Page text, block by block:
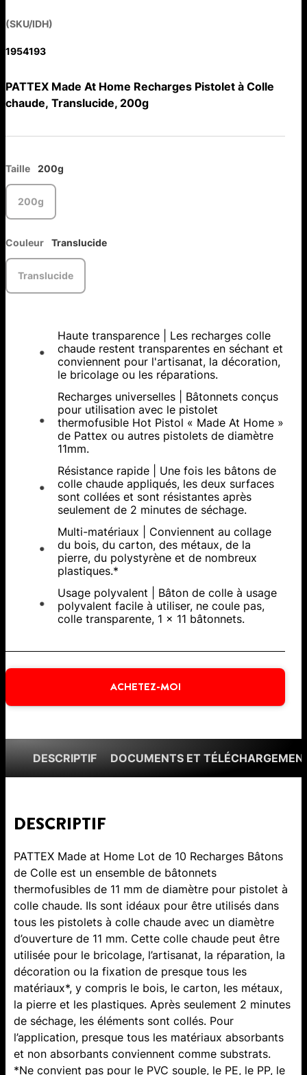
(SKU/IDH)
1954193
PATTEX Made At Home Recharges Pistolet à Colle
chaude, Translucide, 200g
Taille 200g
200g
Couleur Translucide
Translucide
Haute transparence | Les recharges colle
chaude restent transparentes en séchant et
conviennent pour l'artisanat, la décoration,
le bricolage ou les réparations.
Recharges universelles | Bâtonnets conçus
pour utilisation avec le pistolet
thermofusible Hot Pistol « Made At Home »
de Pattex ou autres pistolets de diamètre
11mm.
Résistance rapide | Une fois les bâtons de
colle chaude appliqués, les deux surfaces
sont collées et sont résistantes après
seulement de 2 minutes de séchage.
Multi-matériaux | Conviennent au collage
du bois, du carton, des métaux, de la
pierre, du polystyrène et de nombreux
plastiques.*
Usage polyvalent | Bâton de colle à usage
polyvalent facile à utiliser, ne coule pas,
colle transparente, 1 x 11 bâtonnets.
ACHETEZ-MOI
DESCRIPTIF DOCUMENTS ET
DESCRIPTIF
PATTEX Made at Home Lot de 10 Recharges Bâtons
de Colle est un ensemble de bâtonnets
thermofusibles de 11 mm de diamètre pour pistolet à
colle chaude. Ils sont idéaux pour être utilisés dans
tous les pistolets à colle chaude avec un diamètre
d’ouverture de 11 mm. Cette colle chaude peut être
utilisée pour le bricolage, l’artisanat, la réparation, la
décoration ou la fixation de presque tous les
matériaux*, y compris le bois, le carton, les métaux,
la pierre et les plastiques. Après seulement 2 minutes
de séchage, les éléments sont collés. Pour
l’application, presque tous les matériaux absorbants
et non absorbants conviennent comme substrats.
*Ne convient pas pour le PVC souple, le PE, le PP, le